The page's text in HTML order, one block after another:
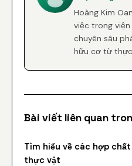
Hoàng Kim
việc trong
chuyên sâu
hữu cơ từ
Bài viết liên quan
Tìm hiểu về các hợp
thực vật